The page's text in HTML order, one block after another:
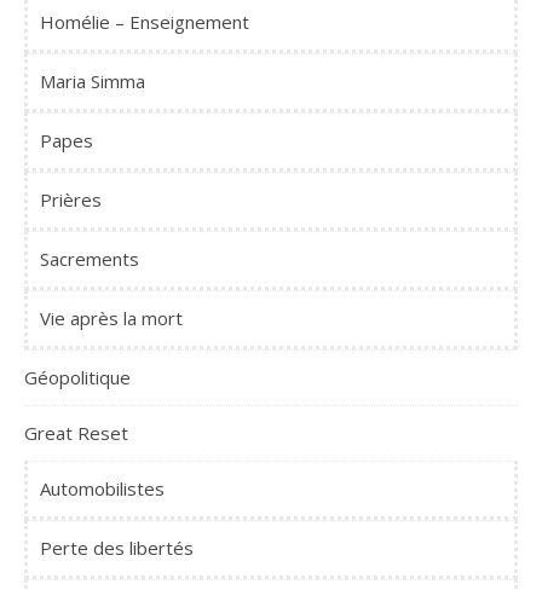
Homélie – Enseignement
Maria Simma
Papes
Prières
Sacrements
Vie après la mort
Géopolitique
Great Reset
Automobilistes
Perte des libertés